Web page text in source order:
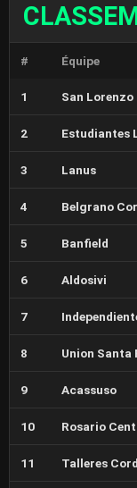
# Équipe
1 San Lorenzo
2 Estudiantes
3 Lanus
4 Belgrano
5 Banfield
6 Aldosivi
7
8 Union Santa
9 Acassuso
10 Rosario
11 Talleres